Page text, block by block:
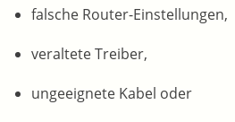
falsche Router-Einstellungen,
veraltete Treiber,
ungeeignete Kabel oder